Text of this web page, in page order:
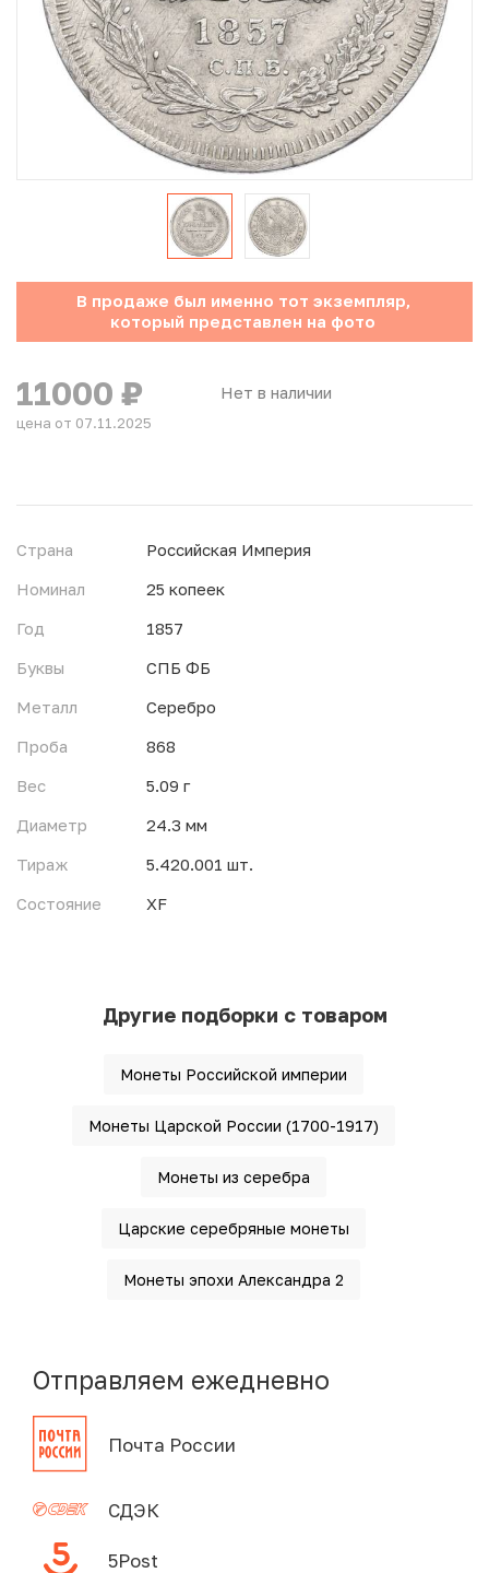
Юбилейные монеты Банка России (с 1999 года)
Памятные и инвестиционные монеты СССР и России
Иностранные монеты
Неофициальные выпуски монет (Unusual)
Античные и средневековые монеты
Наборы монет
Инвестиционные монеты
В продаже был именно тот экземпляр,
который представлен на фото
Нет в наличии
11000 ₽
цена от 07.11.2025
Страна
Российская Империя
Номинал
25 копеек
Год
1857
Буквы
СПБ ФБ
Металл
Серебро
Проба
868
Вес
5.09 г
Диаметр
24.3 мм
Тираж
5.420.001 шт.
Состояние
XF
Другие подборки с товаром
Монеты Российской империи
Монеты Царской России (1700-1917)
Монеты из серебра
Царские серебряные монеты
Монеты эпохи Александра 2
Отправляем ежедневно
Почта России
СДЭК
5Post